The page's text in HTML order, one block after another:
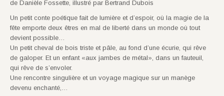
de Danièle Fossette, illustré par Bertrand Dubois
Un petit conte poétique fait de lumière et d’espoir, où la magie de la
fête emporte deux êtres en mal de liberté dans un monde où tout
devient possible…
Un petit cheval de bois triste et pâle, au fond d’une écurie, qui rêve
de galoper. Et un enfant «aux jambes de métal», dans un fauteuil,
qui rêve de s’envoler.
Une rencontre singulière et un voyage magique sur un manège
devenu enchanté,…